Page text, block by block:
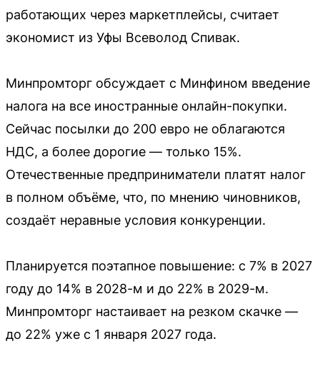
работающих через маркетплейсы, считает
экономист из Уфы Всеволод Спивак.
Минпромторг обсуждает с Минфином введение
налога на все иностранные онлайн-покупки.
Сейчас посылки до 200 евро не облагаются
НДС, а более дорогие — только 15%.
Отечественные предприниматели платят налог
в полном объёме, что, по мнению чиновников,
создаёт неравные условия конкуренции.
Планируется поэтапное повышение: с 7% в 2027
году до 14% в 2028-м и до 22% в 2029-м.
Минпромторг настаивает на резком скачке —
до 22% уже с 1 января 2027 года.